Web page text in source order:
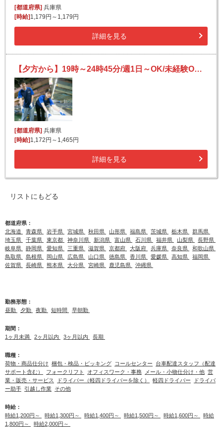
[都道府県] 兵庫県
[時給] 1,179円～1,179円
詳細を見る
【夕方から】19時～24時45分/週1日～OK/未経験OK/Wワークにも/宅配便の仕分け
[都道府県] 兵庫県
[時給] 1,172円～1,465円
詳細を見る
リストにもどる
都道府県：
北海道
青森県 岩手県 宮城県 秋田県 山形県 福島県 茨城県 栃木県
群馬県
埼玉県
千葉県 東京都 神奈川県 新潟県 富山県 石川県 福井県 山梨県
長野県
岐阜県
静岡県 愛知県 三重県 滋賀県 京都府 大阪府 兵庫県 奈良県
和歌山県
鳥取県
島根県 岡山県 広島県 山口県 徳島県 香川県 愛媛県 高知県
福岡県
佐賀県
長崎県 熊本県 大分県 宮崎県 鹿児島県 沖縄県
勤務形態：
昼勤
夕勤 夜勤 短時間 早朝勤
期間：
1ヶ月未満
2ヶ月以内 3ヶ月以内 長期
職種：
荷物・商品仕分け 梱包・検品・ピッキング コールセンター
台車配達スタッフ（配達
サポート含む）
フォークリフト オフィスワーク・事務 メール・小物仕分け・他 営
業・販売・サービス
ドライバー（軽四ドライバーを除く） 軽四ドライバー
ドライバ
ー助手 引越し作業 その他
時給：
時給1,200円～
時給1,300円～ 時給1,400円～ 時給1,500円～ 時給1,600円～
時給
1,800円～
時給2,000円～